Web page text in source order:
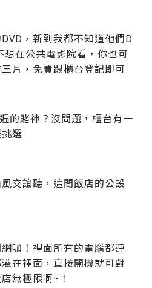
，新到我都不知道他們D
想在公共電影院看，你也可
片，免費跟櫃台登記即可
的賭神？沒問題，櫃台有一
選
交誼聽，這間飯店的公設
咖！裡面所有的電腦都連
在裡面，直接開機就可對
無極限啊~！